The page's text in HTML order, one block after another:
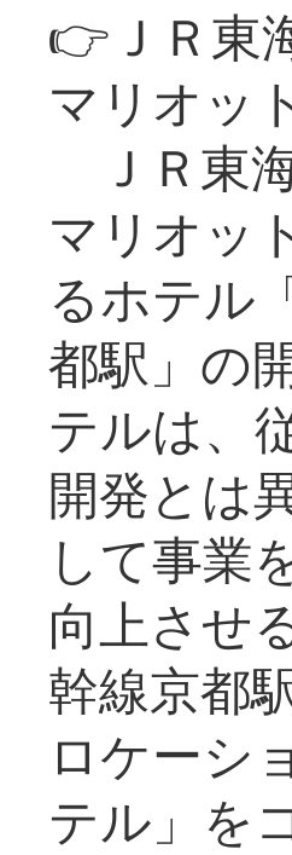
👉ＪＲ東
マリオッ
ＪＲ東
マリオッ
るホテル
都駅」の
テルは、
開発とは
して事業
向上させ
幹線京都
ロケーシ
テル」を